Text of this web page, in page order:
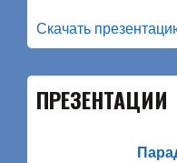
Скачать
ПРЕЗЕНТАЦИИ